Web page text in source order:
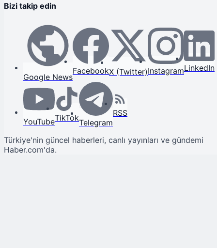
Bizi takip edin
Google News
FacebookX (Twitter)InstagramLinkedIn
YouTubeTikTokTelegram
RSS
Türkiye'nin güncel haberleri, canlı yayınları ve gündemi
Haber.com'da.